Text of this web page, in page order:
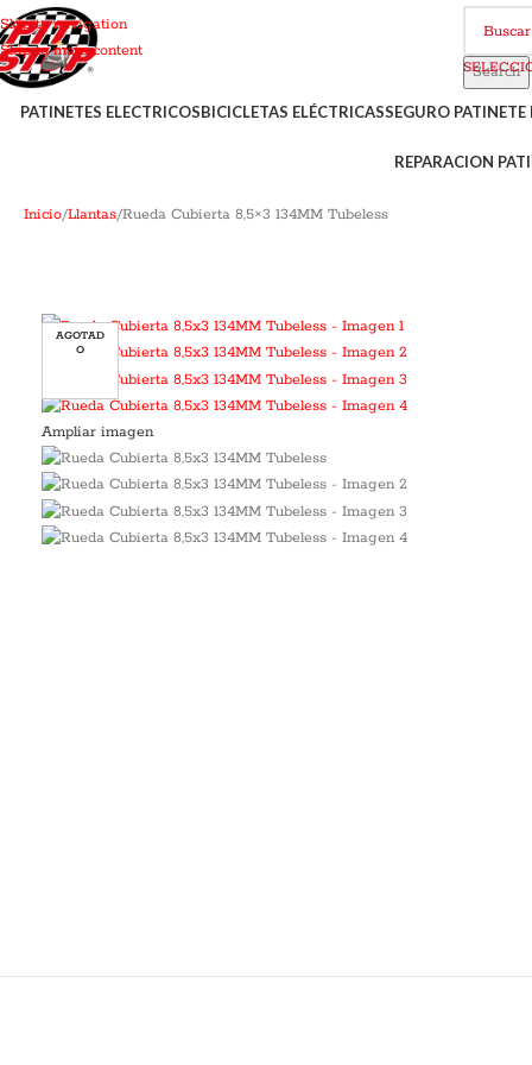
Skip to navigation
Skip to main content
Search
PATINETES ELECTRICOSBICICLETAS ELÉCTRICASSEGURO
REPARACION
Inicio Llantas Rueda Cubierta 8,5×3 134MM Tubeless
AGOTAD
O